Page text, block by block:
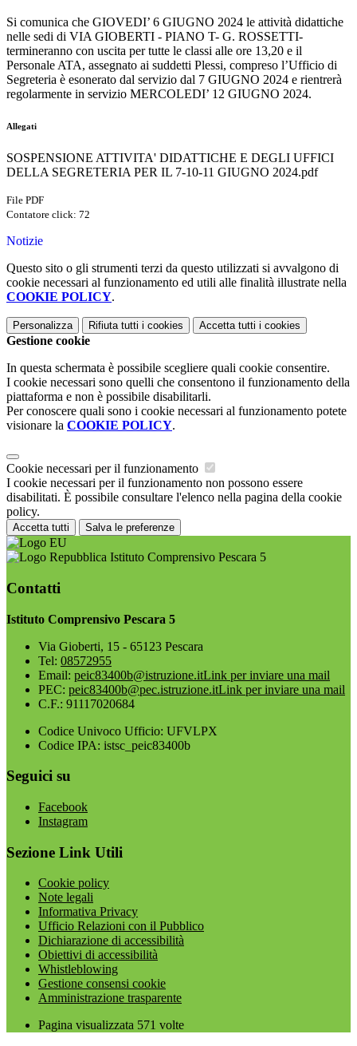
Si comunica che GIOVEDI’ 6 GIUGNO 2024 le attività didattiche
nelle sedi di VIA GIOBERTI - PIANO T- G. ROSSETTI-
termineranno con uscita per tutte le classi alle ore 13,20 e il
Personale ATA, assegnato ai suddetti Plessi, compreso l’Ufficio di
Segreteria è esonerato dal servizio dal 7 GIUGNO 2024 e rientrerà
regolarmente in servizio MERCOLEDI’ 12 GIUGNO 2024.
Allegati
SOSPENSIONE ATTIVITA' DIDATTICHE E DEGLI UFFICI
DELLA SEGRETERIA PER IL 7-10-11 GIUGNO 2024.pdf
File PDF
Contatore click: 72
Notizie
Questo sito o gli strumenti terzi da questo utilizzati si avvalgono di
cookie necessari al funzionamento ed utili alle finalità illustrate nella
COOKIE POLICY.
Personalizza Rifiuta tutti i cookies Accetta tutti i cookies
Gestione cookie
In questa schermata è possibile scegliere quali cookie consentire.
I cookie necessari sono quelli che consentono il funzionamento della
piattaforma e non è possibile disabilitarli.
Per conoscere quali sono i cookie necessari al funzionamento potete
visionare la COOKIE POLICY.
Cookie necessari per il funzionamento
I cookie necessari per il funzionamento non possono essere
disabilitati. È possibile consultare l'elenco nella pagina della cookie
policy.
Accetta tutti Salva le preferenze
Istituto Comprensivo Pescara 5
Contatti
Istituto Comprensivo Pescara 5
Via Gioberti, 15 - 65123 Pescara
Tel: 08572955
Email: peic83400b@istruzione.itLink per inviare una mail
PEC: peic83400b@pec.istruzione.itLink per inviare una mail
C.F.: 91117020684
Codice Univoco Ufficio: UFVLPX
Codice IPA: istsc_peic83400b
Seguici su
Facebook
Instagram
Sezione Link Utili
Cookie policy
Note legali
Informativa Privacy
Ufficio Relazioni con il Pubblico
Dichiarazione di accessibilità
Obiettivi di accessibilità
Whistleblowing
Gestione consensi cookie
Amministrazione trasparente
Pagina visualizzata 571 volte